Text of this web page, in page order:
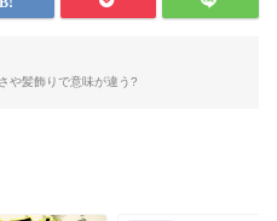
や髪飾りで意味が違う?